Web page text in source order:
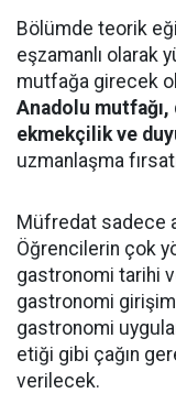
Bölümde teorik
eşzamanlı olarak
mutfağa girecek
Anadolu mutfağı,
ekmekçilik ve
uzmanlaşma
Müfredat sadece
Öğrencilerin çok
gastronomi tarihi
gastronomi
gastronomi
etiği gibi çağın
verilecek.